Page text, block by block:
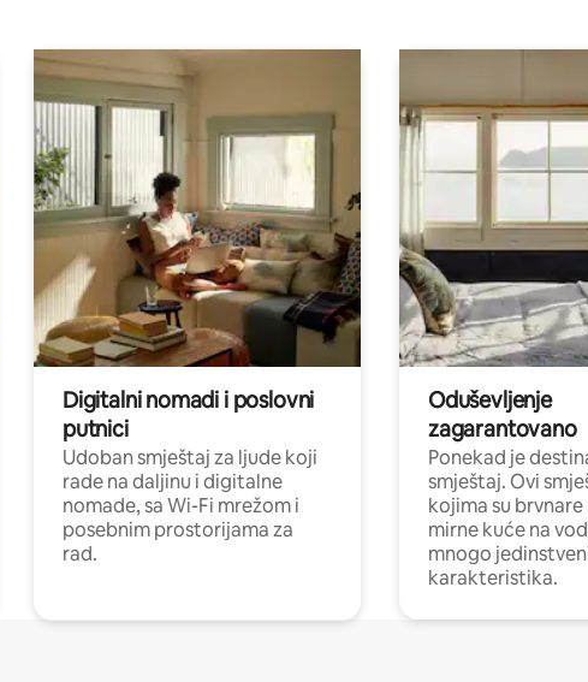
Digitalni nomadi i poslovni
putnici
Udoban smještaj za ljude koji
rade na daljinu i digitalne
nomade, sa Wi-Fi mrežom i
posebnim prostorijama za
rad.
Oduševljenje
zagarantovano
Ponekad je
smještaj. Ovi
kojima su
mirne kuće na
mnogo
karakteristika.